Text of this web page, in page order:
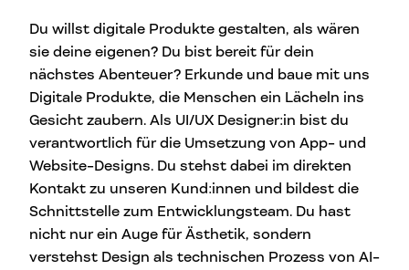
Du willst digitale Produkte gestalten, als wären
sie deine eigenen? Du bist bereit für dein
nächstes Abenteuer? Erkunde und baue mit uns
Digitale Produkte, die Menschen ein Lächeln ins
Gesicht zaubern. Als UI/UX Designer:in bist du
verantwortlich für die Umsetzung von App- und
Website-Designs. Du stehst dabei im direkten
Kontakt zu unseren Kund:innen und bildest die
Schnittstelle zum Entwicklungsteam. Du hast
nicht nur ein Auge für Ästhetik, sondern
verstehst Design als technischen Prozess von AI-